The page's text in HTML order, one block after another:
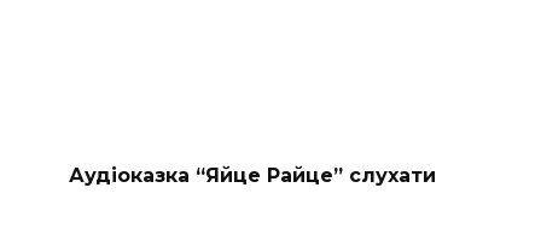
Аудіоказка “Яйце Райце” слухати